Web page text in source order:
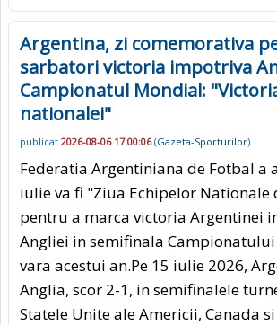
Argentina, zi comemorativa
sarbatori victoria impotriva
Campionatul Mondial:
nationalei"
publicat 2026-08-06 17:00:06(Gazeta-Sporturilor)
Federatia Argentiniana de Fotbal a
iulie va fi "Ziua Echipelor Nationale
pentru a marca victoria Argentinei
Angliei in semifinala
vara acestui an.Pe 15 iulie 2026,
Anglia, scor 2-1, in semifinalele
Statele Unite ale Americii, Canada